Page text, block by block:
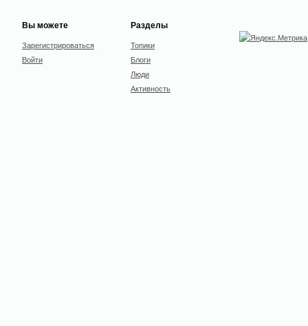
Вы можете
Зарегистрироваться
Войти
Разделы
Топики
Блоги
Люди
Активность